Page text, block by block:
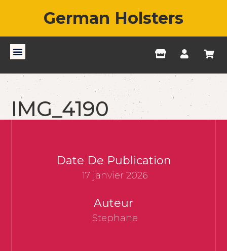
German Holsters
IMG_4190
Date De Publication
17 janvier 2026
Auteur
Stephane